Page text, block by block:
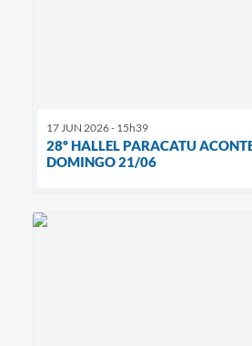
17 JUN 2026 - 15h39
28º HALLEL PARACATU
DOMINGO 21/06